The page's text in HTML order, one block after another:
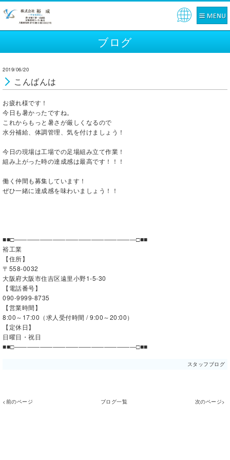
ブログ
2019/06/20
こんばんは
お疲れ様です！
今日も暑かったですね。
これからもっと暑さが厳しくなるので
水分補給、体調管理、気を付けましょう！
今日の現場は工場での足場組み立て作業！
組み上がった時の達成感は最高です！！！
働く仲間も募集しています！
ぜひ一緒に達成感を味わいましょう！！
■■□―――――――――――――――――――□■■
裕工業
【住所】
〒558-0032
大阪府大阪市住吉区遠里小野1-5-30
【電話番号】
090-9999-8735
【営業時間】
8:00～17:00（求人受付時間 / 9:00～20:00）
【定休日】
日曜日・祝日
■■□―――――――――――――――――――□■■
スタッフブログ
<前のページ ブログ一覧 次のページ>